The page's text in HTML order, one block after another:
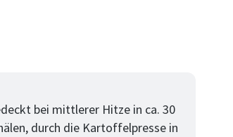
bei mittlerer Hitze in ca. 30
durch die Kartoffelpresse in